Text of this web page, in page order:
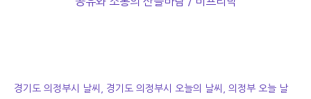
경기도 의정부시 날씨, 경기도 의정부시 오늘의 날씨, 의정부 오늘 날